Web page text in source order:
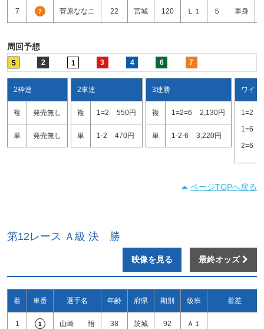
7 7 菅原ななこ 22 宮城 120 Ｌ１ ５ 車身
周回予想
5 2 1 3 4 6 7
2枠連
複 発売無し
単 発売無し
2車連
複 1=2 550円
単 1-2 470円
3連勝
複 1=2=6 2,130円
単 1-2-6 3,220円
ワイド
1=2
1=6
2=6
ページTOPへ戻る
第12レース Ａ級 決 勝
映像を見る 最終オッズ
着 車番 選手名 年齢 府県 期別 級班 着差
1 1 山崎 悟 38 茨城 92 Ａ１